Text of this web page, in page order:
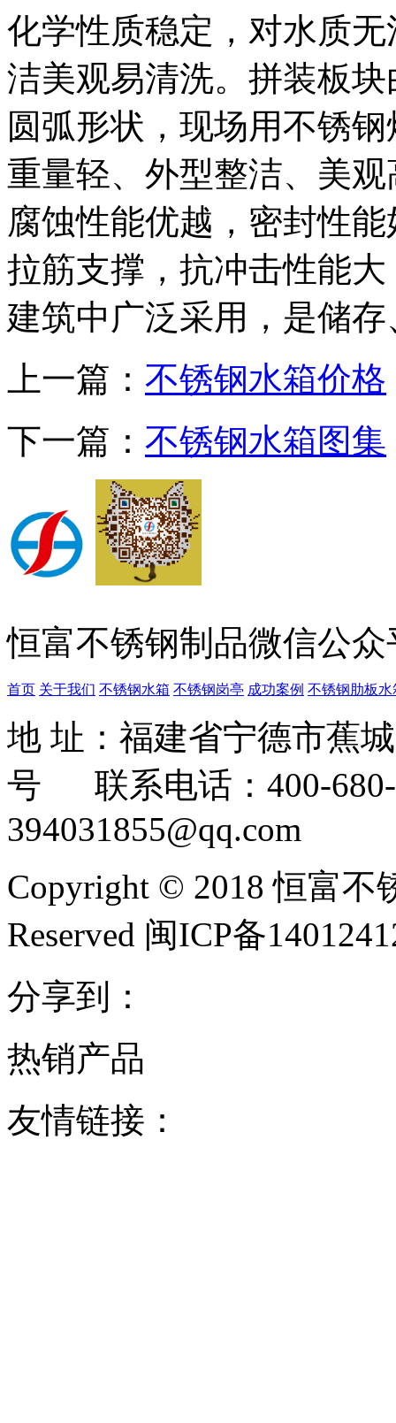
化学性质稳定，对水质
洁美观易清洗。拼装板
圆弧形状，现场用不锈
重量轻、外型整洁、美
腐蚀性能优越，密封性
拉筋支撑，抗冲击性能
建筑中广泛采用，是储
上一篇： 不锈钢水箱价格
下一篇： 不锈钢水箱图集
恒富不锈钢制品微信公众
首页 关于我们 不锈钢水箱 不锈钢岗亭 成功案例 不锈钢肋板水
地 址：福建省宁德市蕉
号 联系电话：400-
394031855@qq.com
Copyright © 2018 恒富不
Reserved 闽ICP备
分享到：
热销产品
友情链接：